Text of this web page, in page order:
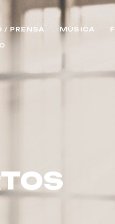
/ PRENSA MÚSICA